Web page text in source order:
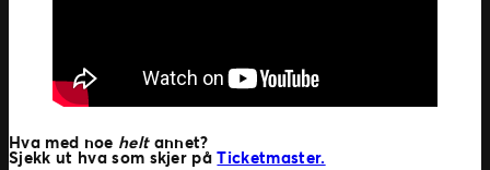
Hva med noe helt annet?
Sjekk ut hva som skjer påTicketmaster.